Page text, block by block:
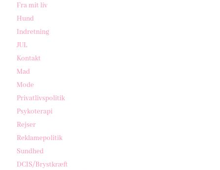
Fra mit liv
Hund
Indretning
JUL
Kontakt
Mad
Mode
Privatlivspolitik
Psykoterapi
Rejser
Reklamepolitik
Sundhed
DCIS/Brystkræft